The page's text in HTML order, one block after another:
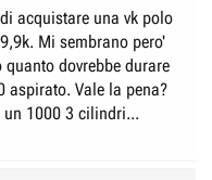
acquistare una vk polo
Mi sembrano pero'
dovrebbe durare
aspirato. Vale la pena?
un 1000 3 cilindri...